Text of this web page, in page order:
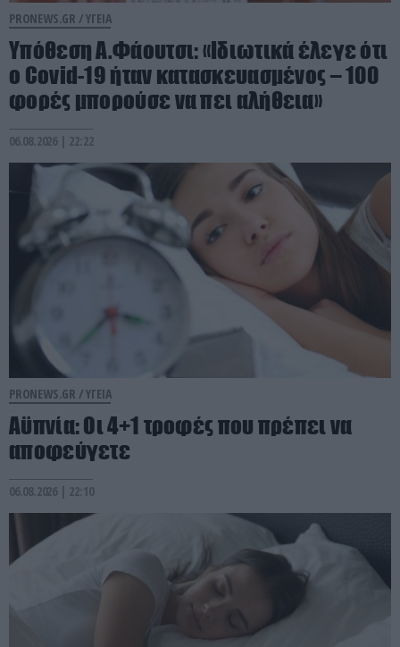
PRONEWS.GR /ΥΓΕΙΑ
Υπόθεση Α.Φάουτσι: «Ιδιωτικά έλεγε ότι
ο Covid-19 ήταν κατασκευασμένος – 100
φορές μπορούσε να πει αλήθεια»
06.08.2026 | 22:22
PRONEWS.GR /ΥΓΕΙΑ
Αϋπνία: Οι 4+1 τροφές που πρέπει να
αποφεύγετε
06.08.2026 | 22:10